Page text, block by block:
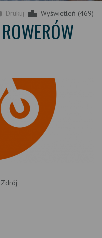
Drukuj Wyświetleń (469)